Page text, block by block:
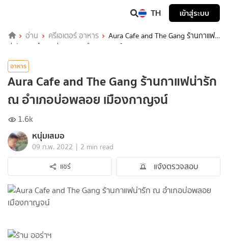
TH เข้าสู่ระบบ
อ่าน ครีเอเตอร์ อาหาร
Aura Cafe and The Gang ร้านกาแฟ
น่ารัก ณ อำเภอบ่อพลอย เมืองกาญจน์
อาหาร
Aura Cafe and The Gang ร้านกาแฟน่ารัก
ณ อำเภอบ่อพลอย เมืองกาญจน์
1.6k
หนุ่มเสมอ
09 ก.พ. 2022 | 2 min read
แชร์
แจ้งตรวจสอบ